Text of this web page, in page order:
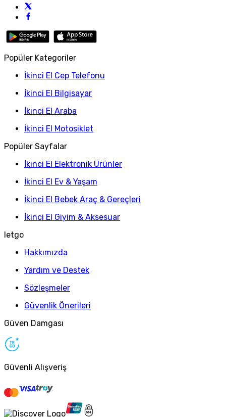
Popüler Kategoriler
İkinci El Cep Telefonu
İkinci El Bilgisayar
İkinci El Araba
İkinci El Motosiklet
Popüler Sayfalar
İkinci El Elektronik Ürünler
İkinci El Ev & Yaşam
İkinci El Bebek Araç & Gereçleri
İkinci El Giyim & Aksesuar
letgo
Hakkımızda
Yardım ve Destek
Sözleşmeler
Güvenlik Önerileri
Güven Damgası
Güvenli Alışveriş